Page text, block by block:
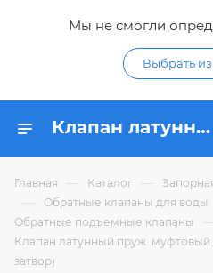
Мы не смогли
Выбрать
Клапан латунный пруж. муфтовый Ду 32 Ру16 (Пластиковый затвор) - купить по цене 560,50 ₽ в интернет-магазине Гидропромтехника с доставкой в Курске
Главная — Каталог —
— Обратные клапаны для воды
Обратные подъемные клапаны
Клапан латунный пруж. муфтовый
затвор)